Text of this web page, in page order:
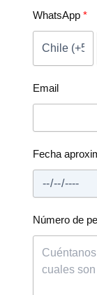
WhatsApp
Email
Fecha
Número de